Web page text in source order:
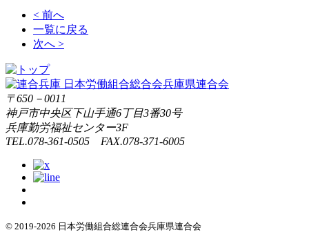
< 前へ
一覧に戻る
次へ >
〒650－0011
神戸市中央区下山手通6丁目3番30号
兵庫勤労福祉センター3F
TEL.078-361-0505 FAX.078-371-6005
© 2019-2026 日本労働組合総連合会兵庫県連合会